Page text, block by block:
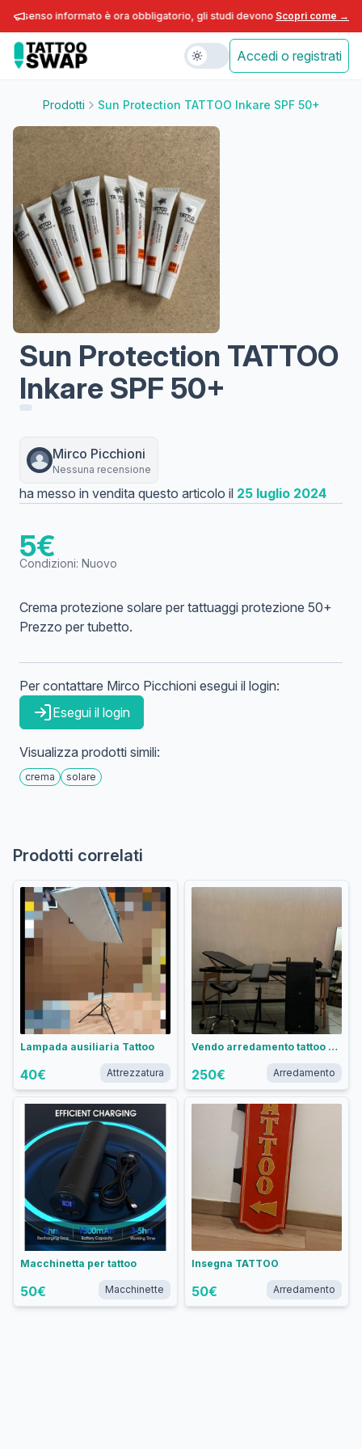
informato è ora obbligatorio, gli studi devono adeguarsi entro
Scopri come →
Accedi o registrati
Prodotti Sun Protection TATTOO Inkare SPF 50+
Sun Protection TATTOO
Inkare SPF 50+
Mirco Picchioni
Nessuna recensione
ha messo in vendita questo articolo il 25 luglio 2024
5€
Condizioni: Nuovo
Crema protezione solare per tattuaggi protezione 50+
Prezzo per tubetto.
Per contattare Mirco Picchioni esegui il login:
Esegui il login
Visualizza prodotti simili:
crema solare
Prodotti correlati
Lampada ausiliaria Tattoo
40€ Attrezzatura
Vendo arredamento tattoo studio
250€ Arredamento
Macchinetta per tattoo
50€ Macchinette
Insegna TATTOO
50€ Arredamento